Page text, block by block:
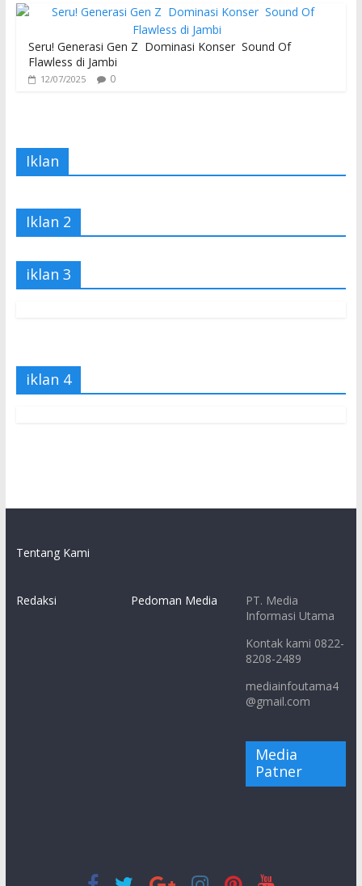
Seru! Generasi Gen Z Dominasi Konser Sound Of
Flawless di Jambi
12/07/2025 0
Iklan
Iklan 2
iklan 3
iklan 4
Tentang Kami
Redaksi Pedoman Media
PT. Media
Informasi Utama
Kontak kami 0822-
8208-2489
mediainfoutama4
@gmail.com
Media
Patner